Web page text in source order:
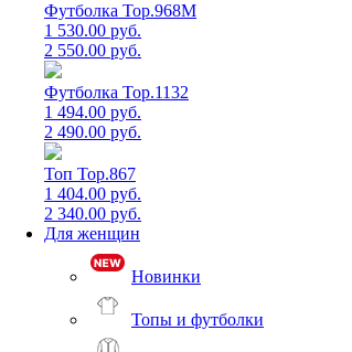
Футболка Top.968M
1 530.00 руб.
2 550.00 руб.
Футболка Top.1132
1 494.00 руб.
2 490.00 руб.
Топ Top.867
1 404.00 руб.
2 340.00 руб.
Для женщин
Новинки
Топы и футболки